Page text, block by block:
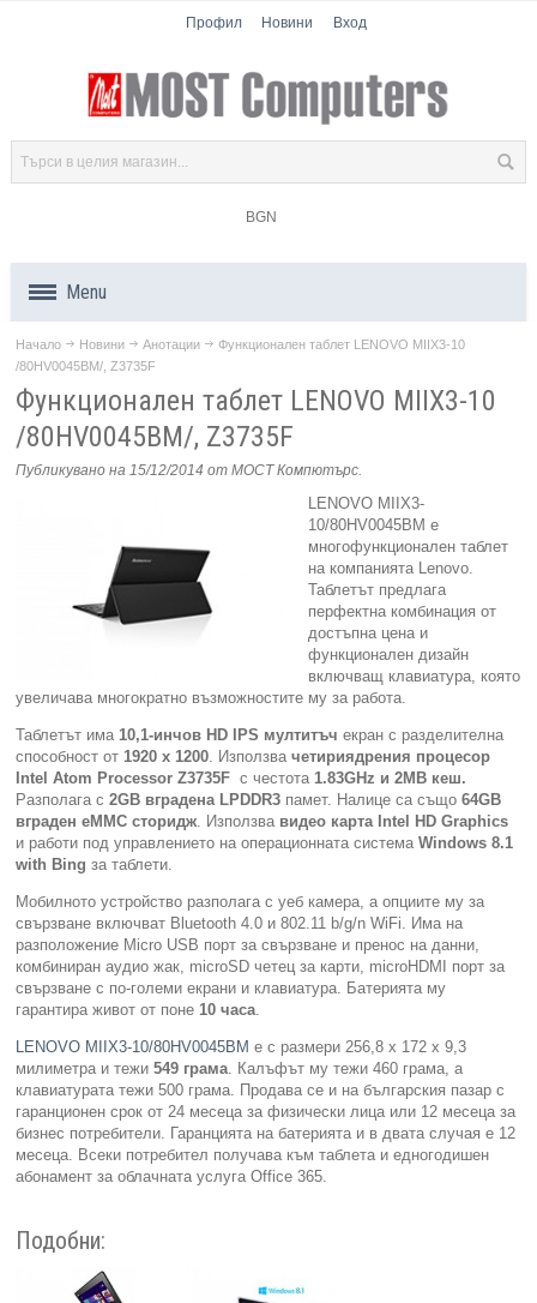
Профил Новини Вход
BGN
Menu
Продукти
Компоненти
Лаптопи
Принтери
Консумативи
Аксесоари
Смартфони
Начало Новини Анотации
Функционален таблет LENOVO MIIX3-10
/80HV0045BM/, Z3735F
Функционален таблет LENOVO MIIX3-10
/80HV0045BM/, Z3735F
Публикувано на 15/12/2014 от МОСТ Компютърс
LENOVO MIIX3-
10/80HV0045BM е
многофункционален таблет
на компанията Lenovo.
Таблетът предлага
перфектна комбинация от
достъпна цена и
функционален дизайн
включващ клавиатура, която
увеличава многократно възможностите му за работа.
Таблетът има 10,1-инчов HD IPS мултитъчекран с разделителна
способност от 1920 х 1200 . Използвачетириядрения процесор
Intel Atom Processor Z3735F с честота 1.83GHz и 2МВ кеш.
Разполага с2GB вградена LPDDR3 памет. Налице са също64GB
вграденeMMC сторидж . Използва видео карта Intel HD Graphics
и работи под управлението на операционната системаWindows 8.1
with Bing за таблети.
Мобилното устройство разполага с уеб камера, а опциите му за
свързване включват Bluetooth 4.0 и 802.11 b/g/n WiFi. Има на
разположение Micro USB порт за свързване и пренос на данни,
комбиниран аудио жак, microSD четец за карти, microHDMI порт за
свързване с по-големи екрани и клавиатура. Батерията му
гарантира живот от поне10 часа.
LENOVO MIIX3-10/80HV0045BM е с размери 256,8 х 172 х 9,3
милиметра и тежи549 грама. Калъфът му тежи 460 грама, а
клавиатурата тежи 500 грама. Продава се и на българския пазар с
гаранционен срок от 24 месеца за физически лица или 12 месеца за
бизнес потребители. Гаранцията на батерията и в двата случая е 12
месеца. Всеки потребител получава към таблета и едногодишен
абонамент за облачната услуга Office 365.
Подобни: